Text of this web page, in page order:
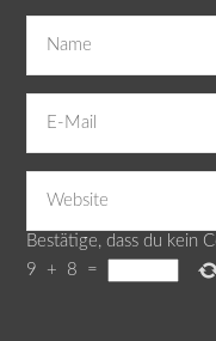
Bestätige, dass du kein
9
+ 8 =